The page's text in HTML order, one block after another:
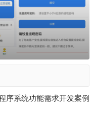
序系统功能需求开发案例